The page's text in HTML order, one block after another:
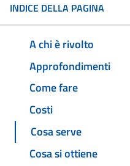
INDICE DELLA PAGINA
A chi è rivolto
Approfondimenti
Come fare
Costi
Cosa serve
Cosa si ottiene